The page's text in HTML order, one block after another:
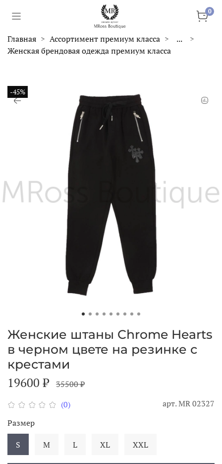
0
Главная Ассортимент премиум класса
...
Женская брендовая одежда премиум класса
-45%
(0) арт.МR 02327
Женские штаны Chrome Hearts
в черном цвете на резинке с
крестами
19600 ₽ 35500 ₽
Размер
S
M L XL XXL